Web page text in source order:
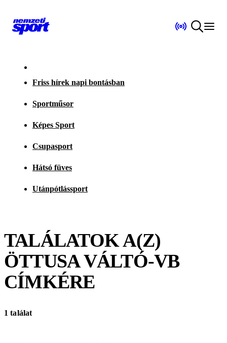
Friss hírek napi bontásban
Sportműsor
Képes Sport
Csupasport
Hátsó füves
Utánpótlássport
TALÁLATOK A(Z)
ÖTTUSA VÁLTÓ-VB
CÍMKÉRE
1 találat